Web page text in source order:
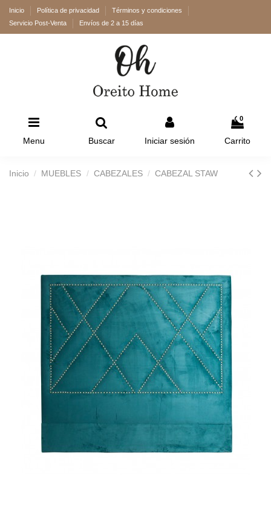
Inicio Política de privacidad
Términos y condiciones
Servicio Post-Venta
Envíos de 2 a 15 días
Menu Buscar Iniciar sesión
0
Carrito
Inicio MUEBLES CABEZALES CABEZAL STAW